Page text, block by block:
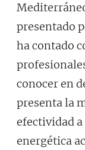
presentado
ha contado
conocer en
presenta la
efectividad
energética